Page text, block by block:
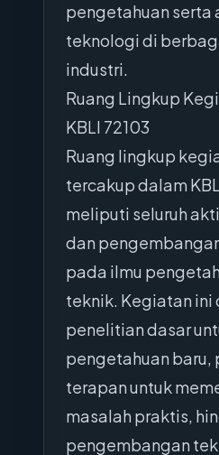
pengetahuan serta
teknologi di
industri.
Ruang Lingkup
KBLI 72103
Ruang lingkup
tercakup dalam
meliputi seluruh
dan
pada ilmu
teknik. Kegiatan ini
penelitian dasar
pengetahuan baru,
terapan untuk
masalah praktis,
pengembangan